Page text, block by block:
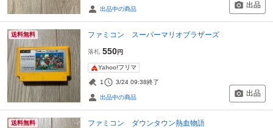
出品中の商品 出品
送料無料 ファミコン スーパーマリオブラザーズ
落札 550円
Yahoo!フリマ
1 3/24 09:38終了
出品中の商品 出品
送料無料 ファミコン ダウンタウン熱血物語